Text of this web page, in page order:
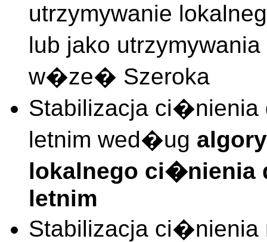
utrzymywanie
lub jako
w�ze� Szeroka
Stabilizacja ci�nienia
letnim wed�ug
lokalnego ci�nienia
letnim
Stabilizacja